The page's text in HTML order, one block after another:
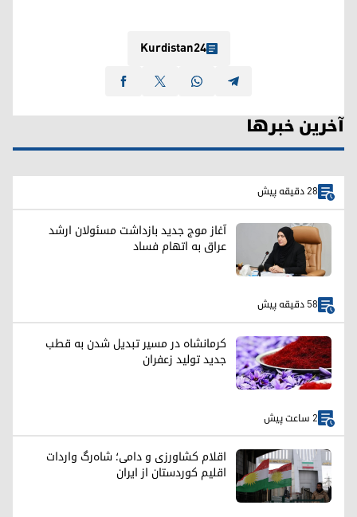
Kurdistan24
آخرین خبرها
28 دقیقه پیش
آغاز موج جدید بازداشت مسئولان ارشد
عراق به اتهام فساد
58 دقیقه پیش
کرمانشاه در مسیر تبدیل شدن به قطب
جدید تولید زعفران
2 ساعت پیش
اقلام کشاورزی و دامی؛ شاه‌رگ واردات
اقلیم کوردستان از ایران